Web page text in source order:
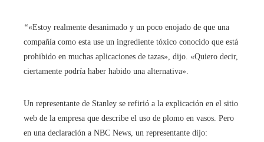
“«Estoy realmente desanimado y un poco enojado de que una
compañía como esta use un ingrediente tóxico conocido que está
prohibido en muchas aplicaciones de tazas», dijo. «Quiero decir,
ciertamente podría haber habido una alternativa».
Un representante de Stanley se refirió a la explicación en el sitio
web de la empresa que describe el uso de plomo en vasos. Pero
en una declaración a NBC News, un representante dijo: